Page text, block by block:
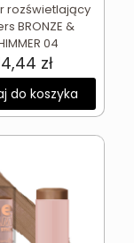
rozświetlający
BRONZE &
04
zł
do koszyka